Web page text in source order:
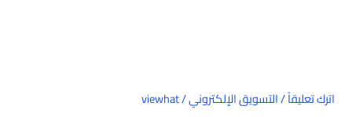
اترك تعليقاً/التسويق الإلكتروني/
viewhat